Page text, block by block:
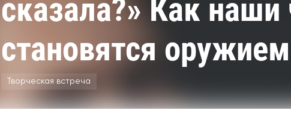
сказала?» Как наши
становятся
Творческая встреча